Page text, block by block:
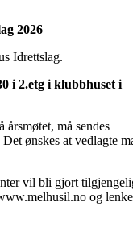
2026
Idrettslag.
i 2.etg i klubbhuset i
årsmøtet, må sendes
ønskes at vedlagte
vil bli gjort
og lenke